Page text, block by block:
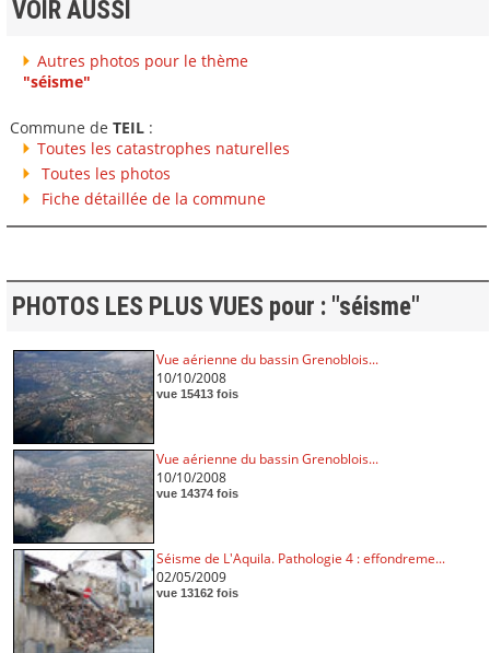
VOIR AUSSI
Autres photos pour le thème
"séisme"
Commune de TEIL:
Toutes les catastrophes naturelles
Toutes les photos
Fiche détaillée de la commune
PHOTOS LES PLUS VUES pour : "séisme"
Vue aérienne du bassin Grenoblois...
10/10/2008
vue 15413 fois
Vue aérienne du bassin Grenoblois...
10/10/2008
vue 14374 fois
Séisme de L'Aquila. Pathologie 4 : effondreme...
02/05/2009
vue 13162 fois